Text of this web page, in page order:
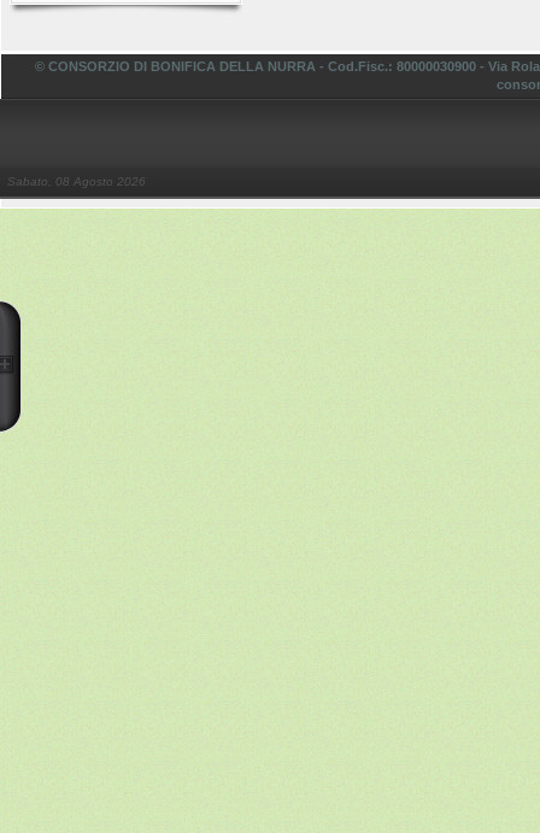
© CONSORZIO DI BONIFICA DELLA NURRA - Cod.Fisc.: 80000030900 - Via
Sabato, 08 Agosto 2026